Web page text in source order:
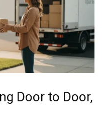
Door to Door,